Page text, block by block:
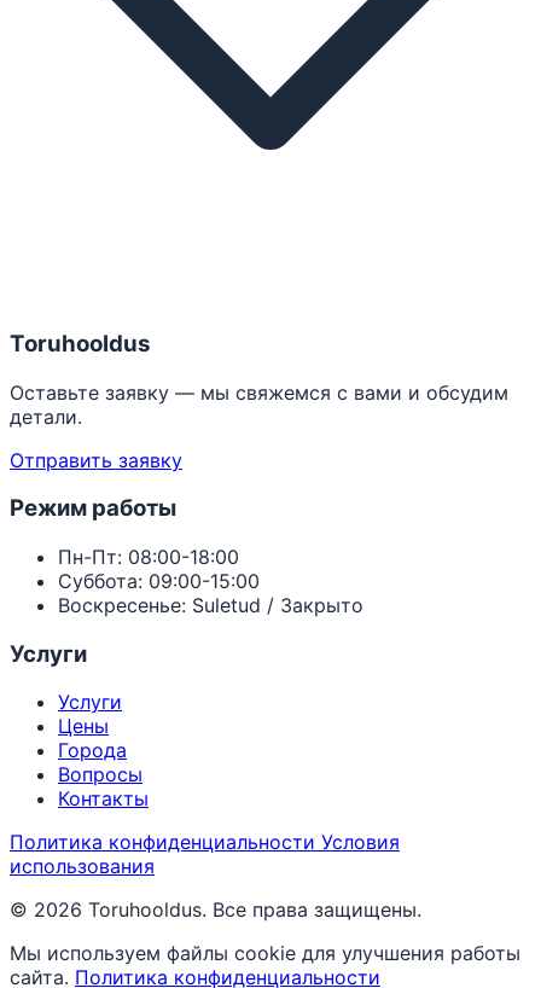
Toruhooldus
Оставьте заявку — мы свяжемся с вами и обсудим
детали.
Отправить заявку
Режим работы
Пн-Пт: 08:00-18:00
Суббота: 09:00-15:00
Воскресенье: Suletud / Закрыто
Услуги
Услуги
Цены
Города
Вопросы
Контакты
Политика конфиденциальности Условия
использования
© 2026 Toruhooldus. Все права защищены.
Мы используем файлы cookie для улучшения работы
сайта. Политика конфиденциальности